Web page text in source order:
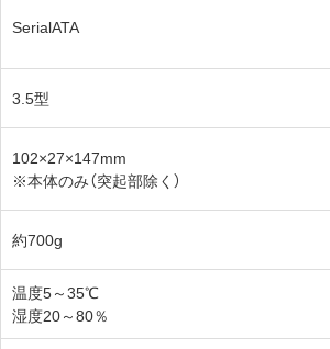
SerialATA
3.5型
102×27×147mm
※本体のみ（突起部除く）
約700g
温度5～35℃
湿度20～80％